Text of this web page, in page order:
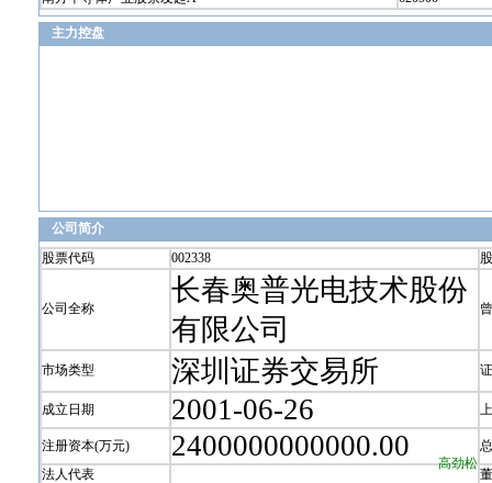
主力控盘
公司简介
股票代码
002338
公司全称
长春奥普光电技术股份
有限公司
市场类型 深圳证券交易所
成立日期 2001-06-26
注册资本(万元) 2400000000000.00
法人代表
高劲松